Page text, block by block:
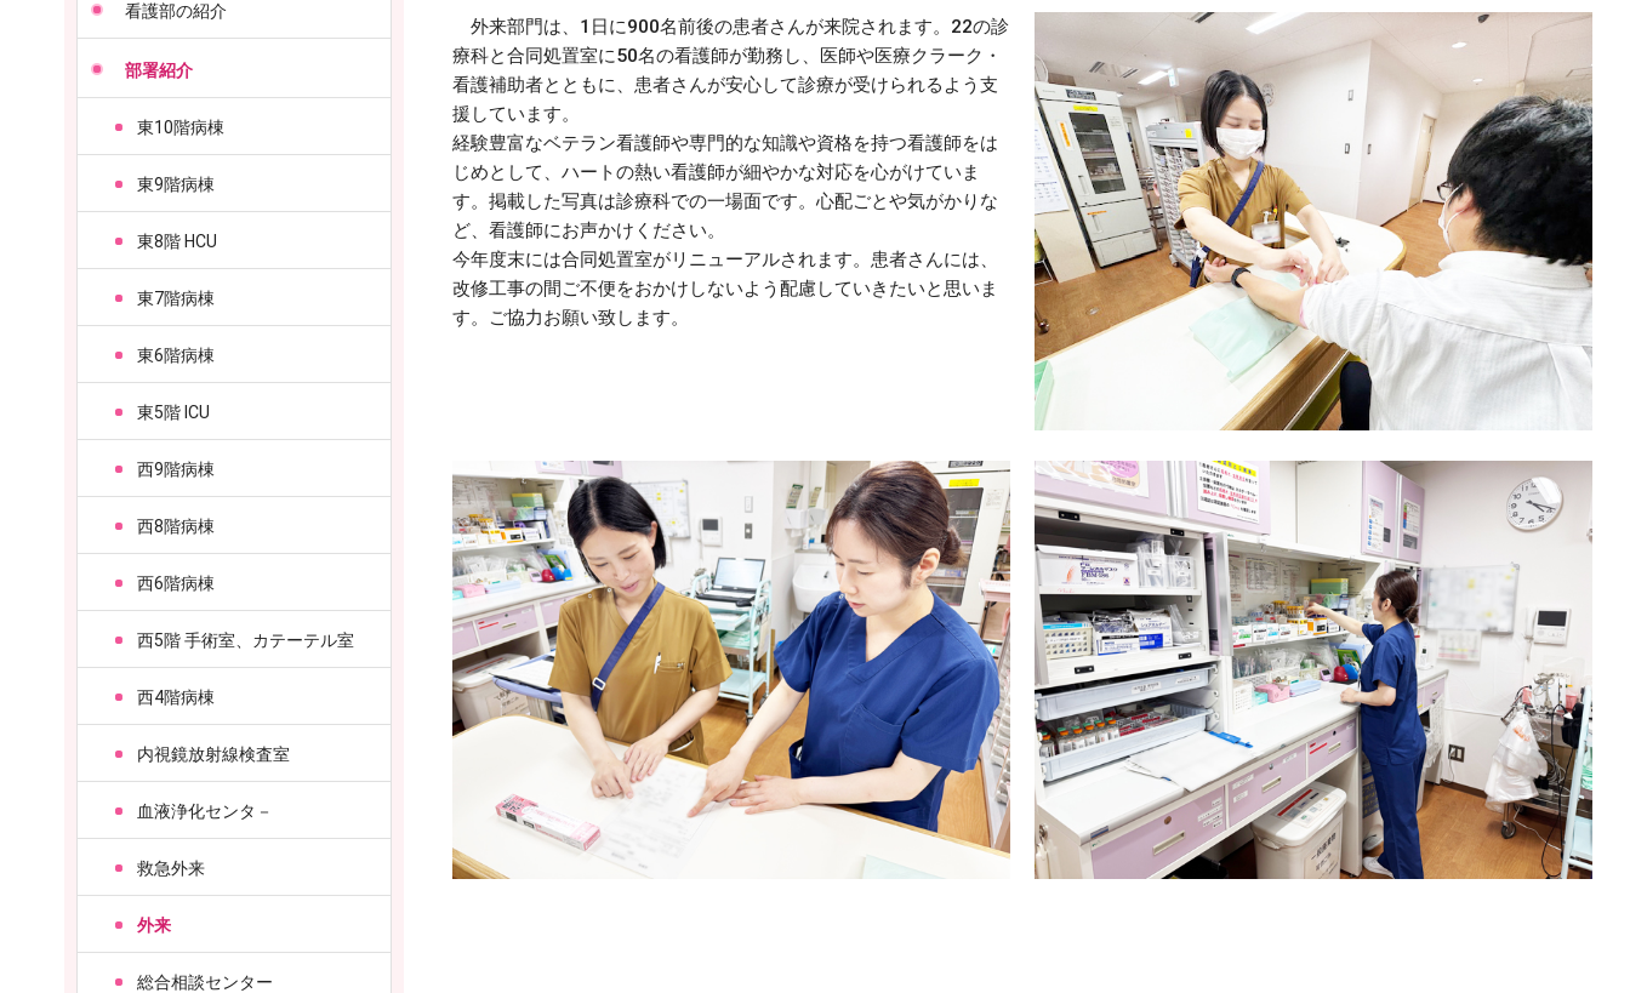
外来部門は、1日に900名前後の患者さんが来院されます。22の診
療科と合同処置室に50名の看護師が勤務し、医師や医療クラーク・
看護補助者とともに、患者さんが安心して診療が受けられるよう支
援しています。
経験豊富なベテラン看護師や専門的な知識や資格を持つ看護師をは
じめとして、ハートの熱い看護師が細やかな対応を心がけていま
す。掲載した写真は診療科での一場面です。心配ごとや気がかりな
ど、看護師にお声かけください。
今年度末には合同処置室がリニューアルされます。患者さんには、
改修工事の間ご不便をおかけしないよう配慮していきたいと思いま
す。ご協力お願い致します。
看護部の紹介
部署紹介
東10階病棟
東9階病棟
東8階 HCU
東7階病棟
東6階病棟
東5階 ICU
西9階病棟
西8階病棟
西6階病棟
西5階 手術室、カテーテル室
西4階病棟
内視鏡放射線検査室
血液浄化センタ－
救急外来
外来
総合相談センター